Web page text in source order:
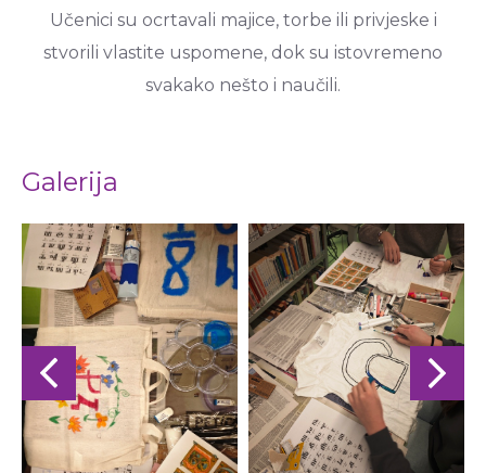
Učenici su ocrtavali majice, torbe ili privjeske i
stvorili vlastite uspomene, dok su istovremeno
svakako nešto i naučili.
Galerija